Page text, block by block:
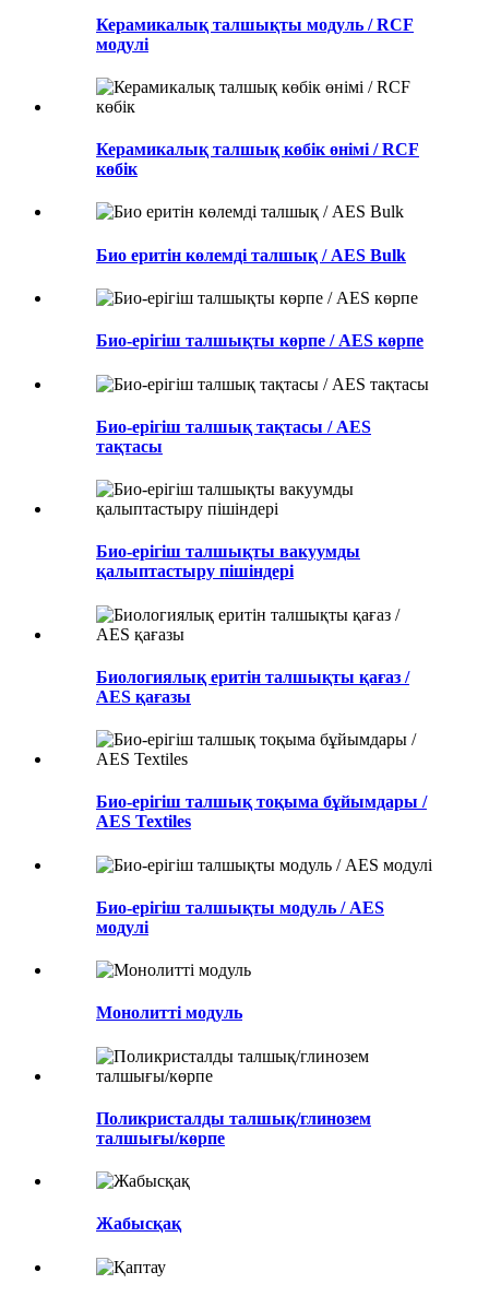
Керамикалық талшықты модуль / RCF
модулі
Керамикалық талшық көбік өнімі / RCF
көбік
Био еритін көлемді талшық / AES Bulk
Био-ерігіш талшықты көрпе / AES көрпе
Био-ерігіш талшық тақтасы / AES
тақтасы
Био-ерігіш талшықты вакуумды
қалыптастыру пішіндері
Биологиялық еритін талшықты қағаз /
AES қағазы
Био-ерігіш талшық тоқыма бұйымдары /
AES Textiles
Био-ерігіш талшықты модуль / AES
модулі
Монолитті модуль
Поликристалды талшық/глинозем
талшығы/көрпе
Жабысқақ